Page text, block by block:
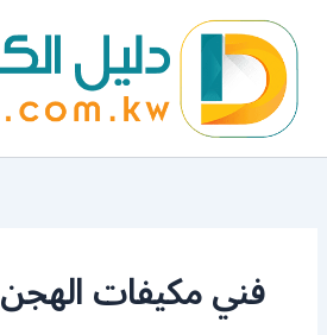
المحتوى
فني مكيفات الهجن